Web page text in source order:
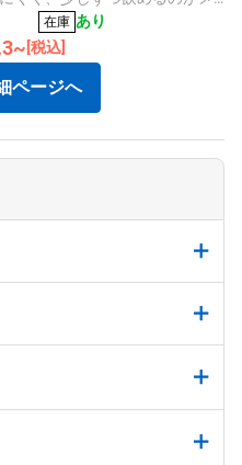
や、会議中の糖分補給に丁度
在庫 あり
[税込]
ページへ